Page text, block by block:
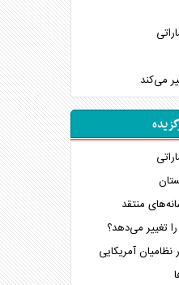
می‌کند
منتقد
تغییر می‌دهد؟
آمریکایی